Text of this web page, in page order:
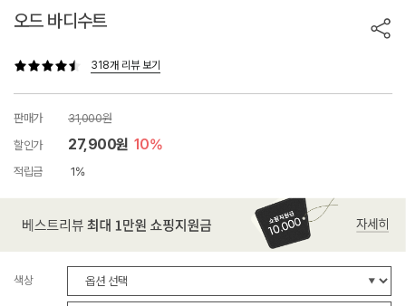
오드 바디수트
318개 리뷰 보기
판매가
31,000원
할인가
27,900원 10%
적립금 1%
색상